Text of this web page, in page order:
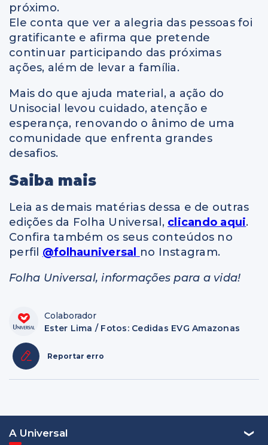
próximo.
Ele conta que ver a alegria das pessoas foi
gratificante e afirma que pretende
continuar participando das próximas
ações, além de levar a família.
Mais do que ajuda material, a ação do
Unisocial levou cuidado, atenção e
esperança, renovando o ânimo de uma
comunidade que enfrenta grandes
desafios.
Saiba mais
Leia as demais matérias dessa e de outras
edições da Folha Universal, clicando aqui.
Confira também os seus conteúdos no
perfil @folhauniversal no Instagram.
Folha Universal, informações para a vida!
Colaborador
Ester Lima / Fotos: Cedidas EVG Amazonas
Reportar erro
A Universal